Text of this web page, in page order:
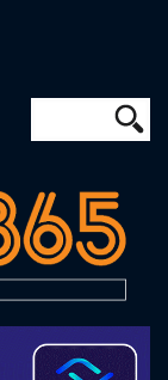
Φόρμα
Αναζήτηση